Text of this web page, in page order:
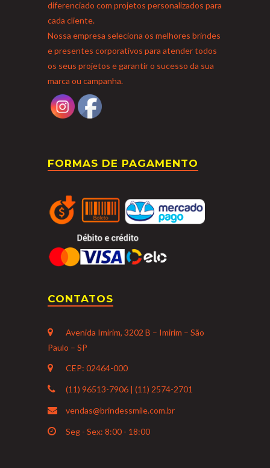
diferenciado com projetos personalizados para
cada cliente.
Nossa empresa seleciona os melhores brindes
e presentes corporativos para atender todos
os seus projetos e garantir o sucesso da sua
marca ou campanha.
FORMAS DE PAGAMENTO
CONTATOS
Avenida Imirim, 3202 B – Imirim – São
Paulo – SP
CEP: 02464-000
(11) 96513-7906 | (11) 2574-2701
vendas@brindessmile.com.br
Seg - Sex: 8:00 - 18:00